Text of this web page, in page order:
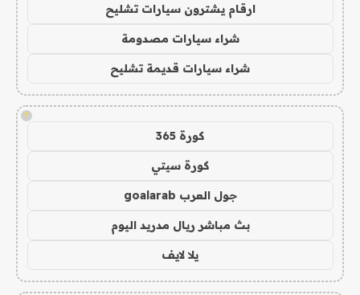
ارقام يشترون سيارات تشليح
شراء سيارات مصدومة
شراء سيارات قديمة تشليح
!
كورة 365
كورة سيتي
جول العرب goalarab
بث مباشر ريال مدريد اليوم
يلا لايف